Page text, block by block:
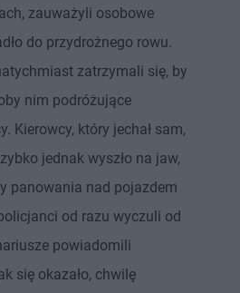
zauważyli osobowe
do przydrożnego rowu.
zatrzymali się, by
nim podróżujące
Kierowcy, który jechał sam,
jednak wyszło na jaw,
panowania nad pojazdem
od razu wyczuli od
powiadomili
się okazało, chwilę